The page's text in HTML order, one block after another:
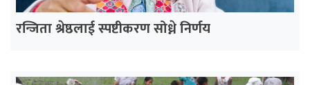
रन्जिता श्रेष्ठलाई स्पष्टीकरण सोध्ने निर्णय